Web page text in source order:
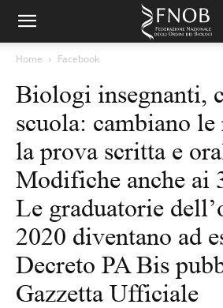
Home Facebook
Biologi insegnanti,
scuola: cambiano
la prova scritta e
Modifiche anche ai
Le graduatorie
2020 diventano ad
Decreto PA Bis
Gazzetta Ufficiale